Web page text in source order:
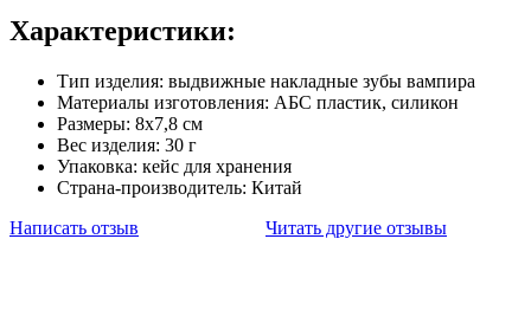
Характеристики:
Тип изделия: выдвижные накладные зубы вампира
Материалы изготовления: АБС пластик, силикон
Размеры: 8х7,8 см
Вес изделия: 30 г
Упаковка: кейс для хранения
Страна-производитель: Китай
Написать отзыв
Читать другие отзывы